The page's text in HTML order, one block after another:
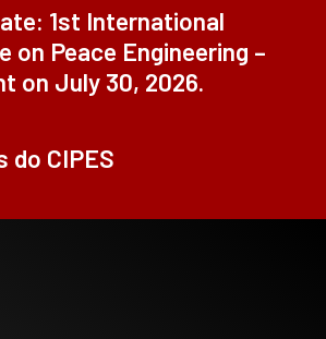
1st International
on Peace Engineering –
on July 30, 2026.
do CIPES